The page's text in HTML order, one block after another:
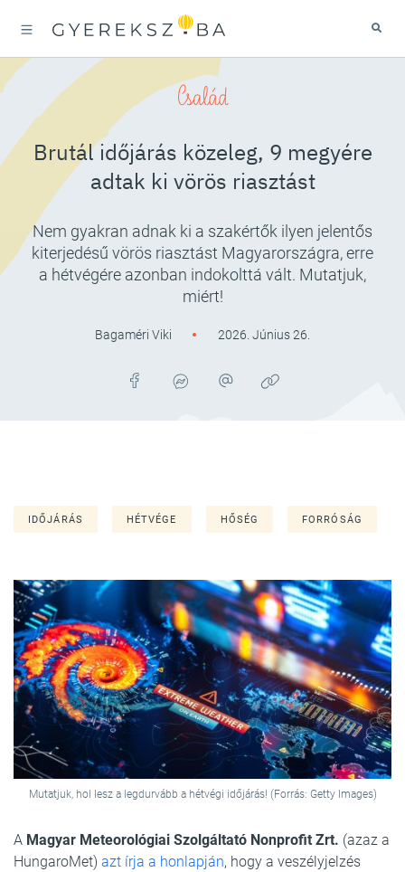
Család
Brutál időjárás közeleg, 9 megyére
adtak ki vörös riasztást
Nem gyakran adnak ki a szakértők ilyen jelentős
kiterjedésű vörös riasztást Magyarországra, erre
a hétvégére azonban indokolttá vált. Mutatjuk,
miért!
Bagaméri Viki 2026. Június 26.
IDŐJÁRÁS HÉTVÉGE HŐSÉG FORRÓSÁG
Mutatjuk, hol lesz a legdurvább a hétvégi időjárás! (Forrás: Getty Images)
A Magyar Meteorológiai Szolgáltató Nonprofit Zrt. (azaz a
HungaroMet) azt írja a honlapján, hogy a veszélyjelzés